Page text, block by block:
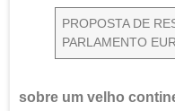
PROPOSTA DE
PARLAMENTO
sobre um velho